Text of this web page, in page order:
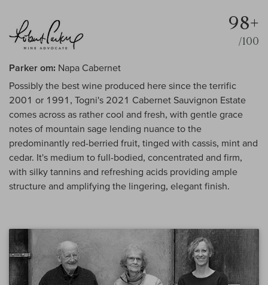
98+
/100
Parker om: Napa Cabernet
Possibly the best wine produced here since the terrific
2001 or 1991, Togni's 2021 Cabernet Sauvignon Estate
comes across as rather cool and fresh, with gentle grace
notes of mountain sage lending nuance to the
predominantly red-berried fruit, tinged with cassis, mint and
cedar. It's medium to full-bodied, concentrated and firm,
with silky tannins and refreshing acids providing ample
structure and amplifying the lingering, elegant finish.